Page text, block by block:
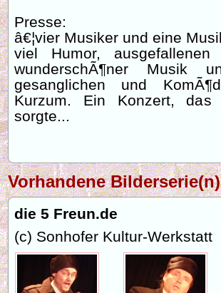
Presse:
â€¦vier Musiker und eine
viel Humor, ausgefallenen
wunderschÃ¶ner Musik
gesanglichen und
Kurzum. Ein Konzert, das
sorgte...
Vorhandene Bilderserie(n)
die 5 Freun.de
(c) Sonhofer Kultur-Werkstatt